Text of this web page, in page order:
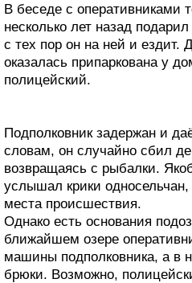
В беседе с оперативниками
несколько лет назад
с тех пор он на ней и ездит.
оказалась припаркована у
полицейский.
Подполковник задержан и
словам, он случайно сбил
возвращаясь с рыбалки.
услышал крики
места происшествия.
Однако есть основания
ближайшем озере
машины подполковника, а в
брюки. Возможно,